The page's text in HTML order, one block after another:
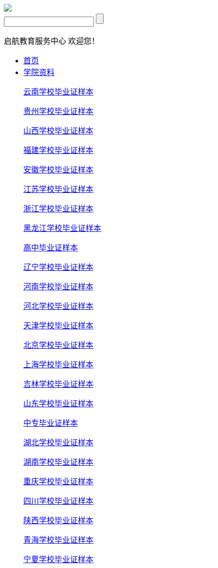
启航教育服务中心 欢迎您！
首页
学院资料
云南学校毕业证样本
贵州学校毕业证样本
山西学校毕业证样本
福建学校毕业证样本
安徽学校毕业证样本
江苏学校毕业证样本
浙江学校毕业证样本
黑龙江学校毕业证样本
高中毕业证样本
辽宁学校毕业证样本
河南学校毕业证样本
河北学校毕业证样本
天津学校毕业证样本
北京学校毕业证样本
上海学校毕业证样本
吉林学校毕业证样本
山东学校毕业证样本
中专毕业证样本
湖北学校毕业证样本
湖南学校毕业证样本
重庆学校毕业证样本
四川学校毕业证样本
陕西学校毕业证样本
青海学校毕业证样本
宁夏学校毕业证样本